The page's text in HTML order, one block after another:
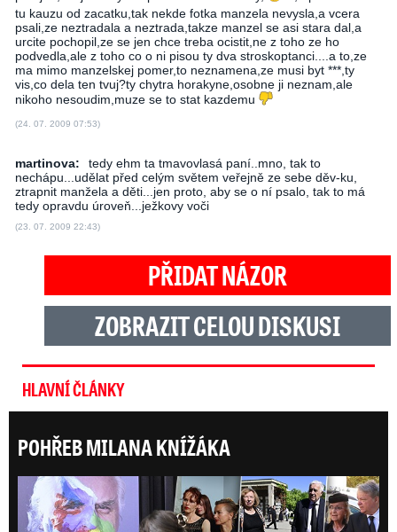
tu kauzu od zacatku,tak nekde fotka manzela nevysla,a vcera
psali,ze neztradala a neztrada,takze manzel se asi stara dal,a
urcite pochopil,ze se jen chce treba ocistit,ne z toho ze ho
podvedla,ale z toho co o ni pisou ty dva stroskoptanci....a to,ze
ma mimo manzelskej pomer,to neznamena,ze musi byt ***,ty
vis,co dela ten tvuj?ty chytra horakyne,osobne ji neznam,ale
nikoho nesoudim,muze se to stat kazdemu
(24. 07. 2009 07:53)
martinova:
tedy ehm ta tmavovlasá paní..mno, tak to
nechápu...udělat před celým světem veřejně ze sebe děv-ku,
ztrapnit manžela a děti...jen proto, aby se o ní psalo, tak to má
tedy opravdu úroveň...ježkovy voči
(23. 07. 2009 22:43)
PŘIDAT NÁZOR
ZOBRAZIT CELOU DISKUSI
HLAVNÍ ČLÁNKY
POHŘEB MILANA KNÍŽÁKA